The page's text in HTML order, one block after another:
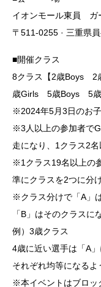
イオンモール東員 ガ
〒511-0255 · 三重県
■開催クラス
8クラス【2歳Boys
歳Girls 5歳Boys 5歳
※2024年5月3日のお
※3人以上の参加者で
走になり、1クラス2名
※1クラス19名以上の
準にクラスを2つに分け
※クラス分けで「A」
「B」はそのクラスに
例）3歳クラス
4歳に近い選手は「A
それぞれ均等になるよ
※本イベントはブロッ